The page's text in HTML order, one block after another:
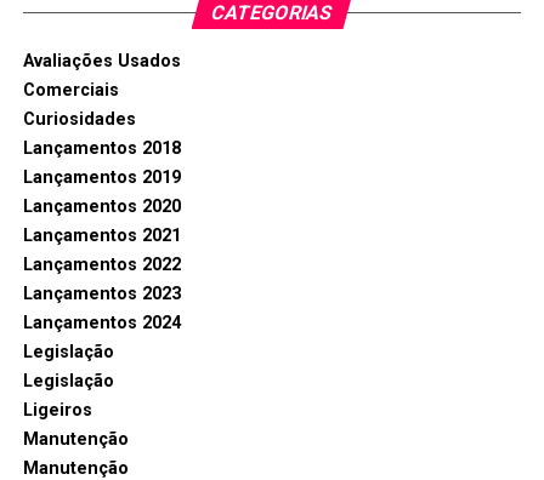
CATEGORIAS
Avaliações Usados
Comerciais
Curiosidades
Lançamentos 2018
Lançamentos 2019
Lançamentos 2020
Lançamentos 2021
Lançamentos 2022
Lançamentos 2023
Lançamentos 2024
Legislação
Legislação
Ligeiros
Manutenção
Manutenção